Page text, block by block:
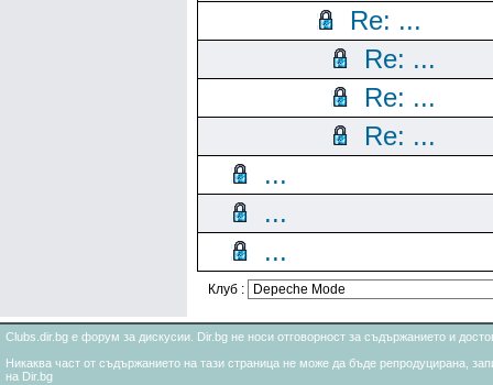
Re: ...
Re: ...
Re: ...
Re: ...
...
...
...
Клуб :
Clubs.dir.bg е форум за дискусии. Dir.bg не носи отговорност за съдържанието и
Никаква част от съдържанието на тази страница не може да бъде репродуцирана,
на Dir.bg